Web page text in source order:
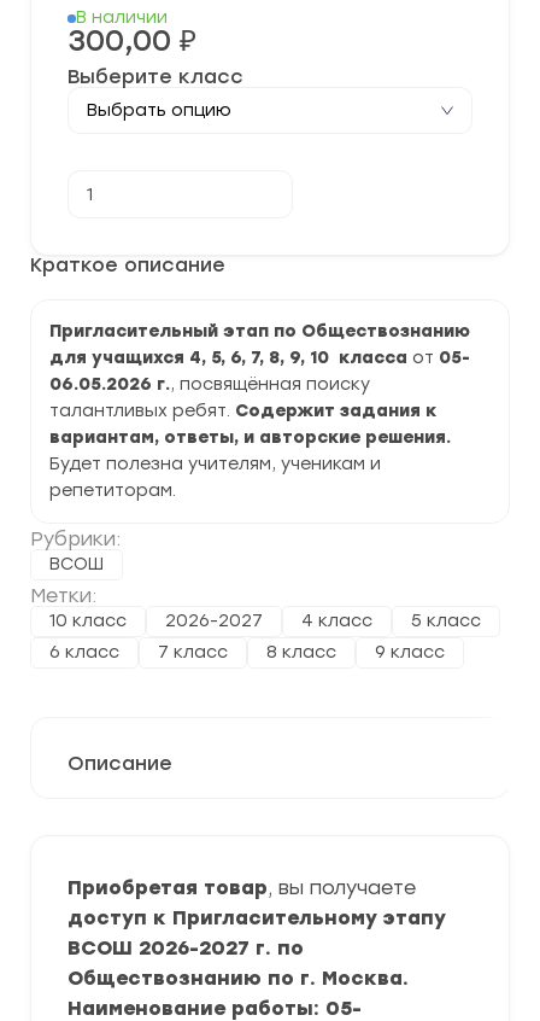
Краткое описание
Пригласительный этап по Обществознанию
для учащихся 4, 5, 6, 7, 8, 9, 10 класса от 05-
06.05.2026 г., посвящённая поиску
талантливых ребят. Содержит задания к
вариантам, ответы, и авторские решения.
Будет полезна учителям, ученикам и
репетиторам.
Рубрики:
ВСОШ
Метки:
10 класс 2026-2027 4 класс
5 класс
6 класс
7 класс 8 класс 9 класс
В наличии
300,00 ₽
Выберите класс
товара
Пригласительный
этап
Обществознанию
2026-
2027
г.
задания
и
ответы
Описание
Приобретая товар, вы получаете
доступ к Пригласительному этапу
ВСОШ 2026-2027 г. по
Обществознанию по г. Москва.
Наименование работы: 05-